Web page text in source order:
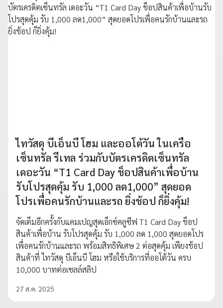
ไทวัสดุ บีเอ็นบี โฮม และออโต้วัน ในเครือ
เซ็นทรัล รีเทล ร่วมกับบัตรเครดิตเซ็นทรัล
เดอะวัน “T1 Card Day ช็อปสินค้าเพื่อบ้าน
รับโปรสุดคุ้ม รับ 1,000 ลด1,000” สุดยอด
โปรเพื่อคนรักบ้านและรถ ยิ่งช้อป ก็ยิ่งคุ้ม!
จัดเต็มอีกครั้งกับแคมเปญสุดเอ็กซ์คลูซีฟ T1 Card Day ช็อป
สินค้าเพื่อบ้าน รับโปรสุดคุ้ม รับ 1,000 ลด 1,000 สุดยอดโปร
เพื่อคนรักบ้านและรถ พร้อมสิทธิพิเศษ 2 ต่อสุดคุ้ม เพียงช้อป
สินค้าที่ ไทวัสดุ บีเอ็นบี โฮม หรือใช้บริการที่ออโต้วัน ครบ
10,000 บาทต่อเซลล์สลิป
27 ส.ค. 2025